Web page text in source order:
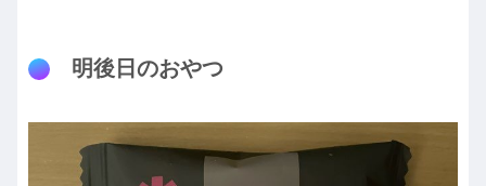
明後日のおやつ